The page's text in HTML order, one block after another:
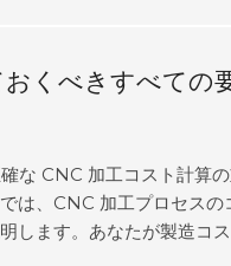
雑な形状を非常に正確に製
くべきすべての
な CNC 加工コスト計算
は、CNC 加工プロセスの
します。あなたが製造コ